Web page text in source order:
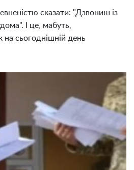
сказати: "Дзвониш із
І це, мабуть,
на сьогоднішній день